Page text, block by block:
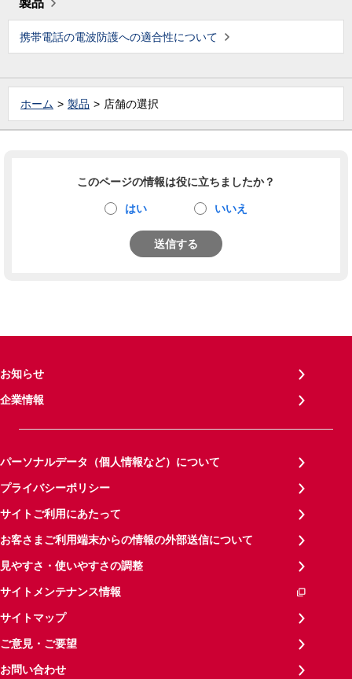
製品
携帯電話の電波防護への適合性について
ホーム 製品 店舗の選択
このページの情報は役に立ちましたか？
はい いいえ
送信する
お知らせ
企業情報
パーソナルデータ（個人情報など）について
プライバシーポリシー
サイトご利用にあたって
お客さまご利用端末からの情報の外部送信について
見やすさ・使いやすさの調整
サイトメンテナンス情報
サイトマップ
ご意見・ご要望
お問い合わせ